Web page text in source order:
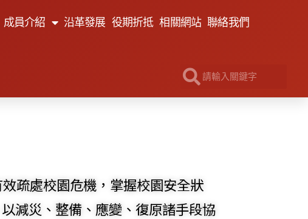
成員介紹 沿革發展 役期折抵 相關網站 聯絡我們
疏處校園危機，掌握校園安全狀
減災、整備、應變、復原諸手段協